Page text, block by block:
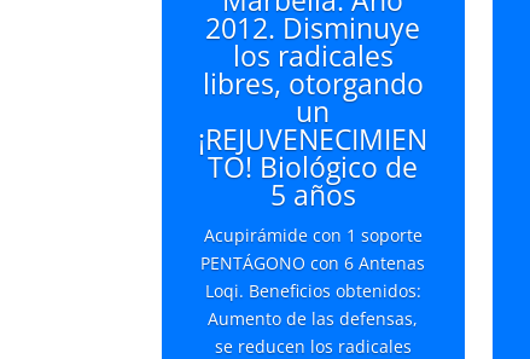
2012. Disminuye
los radicales
libres, otorgando
un
¡REJUVENECIMIEN
TO! Biológico de
5 años
Acupirámide con 1 soporte
PENTÁGONO con 6 Antenas
Loqi. Beneficios obtenidos:
Aumento de las defensas,
se reducen los radicales